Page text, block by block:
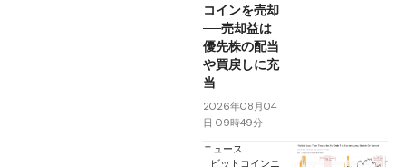
コインを売却
──売却益は
優先株の配当
や買戻しに充
当
2026年08月04
日 09時49分
ニュース
ビットコインニ